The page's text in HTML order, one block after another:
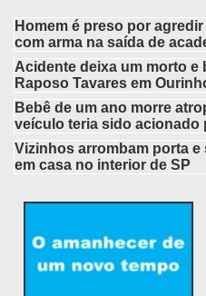
Homem é preso por
com arma na saída de
Acidente deixa um morto
Raposo Tavares em
Bebê de um ano morre
veículo teria sido acionado
Vizinhos arrombam porta
em casa no interior de SP